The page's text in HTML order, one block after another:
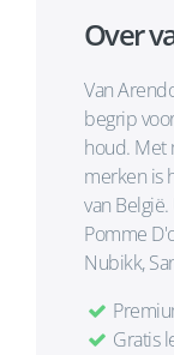
Over
Van
begrip
houd. Met
merken is
van
Pomme
Nubikk,
Gratis